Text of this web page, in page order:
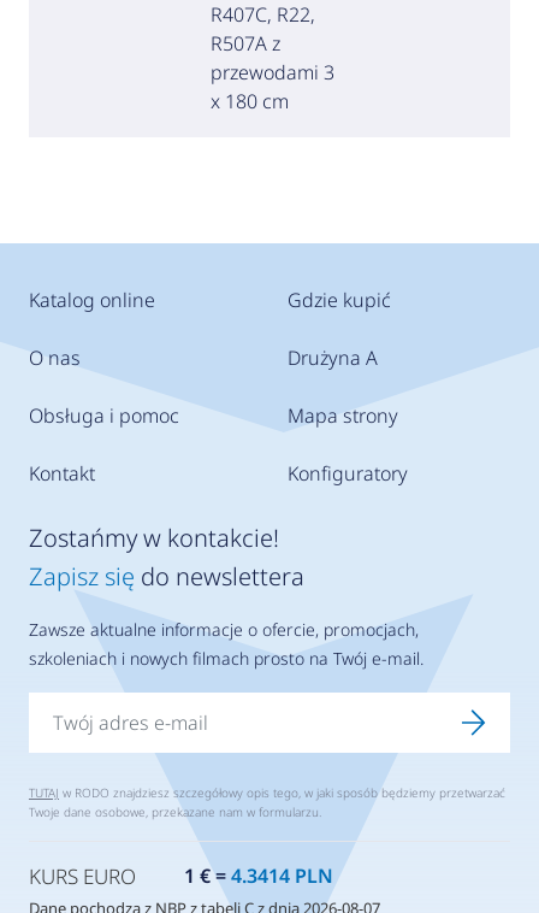
R407C, R22,
R507A z
przewodami 3
x 180 cm
Katalog online
O nas
Obsługa i pomoc
Kontakt
Gdzie kupić
Drużyna A
Mapa strony
Konfiguratory
Zostańmy w kontakcie!
Zapisz się do newslettera
Zawsze aktualne informacje o ofercie, promocjach,
szkoleniach i nowych filmach prosto na Twój e-mail.
TUTAJ w RODO znajdziesz szczegółowy opis tego, w jaki sposób będziemy przetwarzać
Twoje dane osobowe, przekazane nam w formularzu.
KURS EURO 1 € =4.3414 PLN